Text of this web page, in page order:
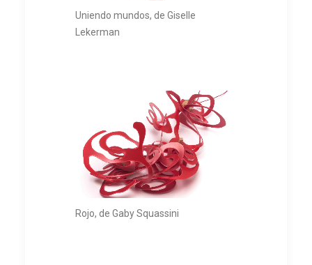
Uniendo mundos, de Giselle
Lekerman
Rojo, de Gaby Squassini